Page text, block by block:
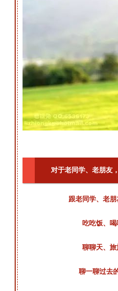
对于老同学、老朋友
跟老同学、老朋
吃吃饭、喝
聊聊天、旅
聊一聊过去